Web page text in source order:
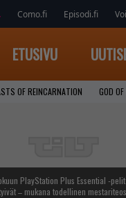
Como.fi Episodi.fi
ETUSIVU
OF REINCARNATION GOD
PlayStation Plus Essential -pelit
– mukana todellinen mestariteos